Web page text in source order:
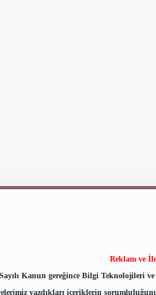
Reklam ve
Kanun gereğince Bilgi Teknolojileri
yazdıkları içeriklerin